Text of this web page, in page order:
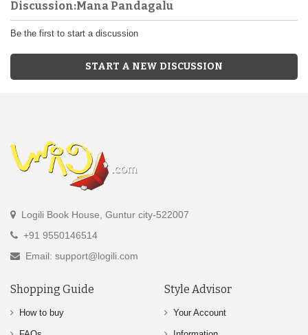
Discussion:Mana Pandagalu
Be the first to start a discussion
START A NEW DISCUSSION
Logili Book House, Guntur city-522007
+91 9550146514
Email: support@logili.com
Shopping Guide
How to buy
Style Advisor
Your Account